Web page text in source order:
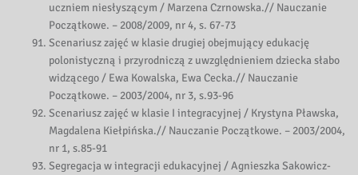
uczniem niesłyszącym / Marzena Czrnowska.// Nauczanie
Początkowe. – 2008/2009, nr 4, s. 67-73
Scenariusz zajęć w klasie drugiej obejmujący edukację
polonistyczną i przyrodniczą z uwzględnieniem dziecka słabo
widzącego / Ewa Kowalska, Ewa Cecka.// Nauczanie
Początkowe. – 2003/2004, nr 3, s.93-96
Scenariusz zajęć w klasie I integracyjnej / Krystyna Pławska,
Magdalena Kiełpińska.// Nauczanie Początkowe. – 2003/2004,
nr 1, s.85-91
Segregacja w integracji edukacyjnej / Agnieszka Sakowicz-